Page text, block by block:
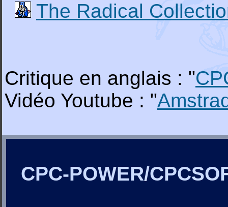
The Radical
Critique en anglais : "
Vidéo Youtube : "
CPC-POWER/